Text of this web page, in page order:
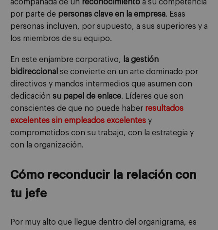
acompañada de un reconocimiento a su competencia
por parte de personas clave en la empresa. Esas
personas incluyen, por supuesto, a sus superiores y a
los miembros de su equipo.
En este enjambre corporativo,
la gestión
bidireccional se convierte en un arte dominado por
directivos y mandos intermedios que asumen con
dedicación su papel de enlace. Líderes que son
conscientes de que no puede haber resultados
excelentes sin empleados excelentes y
comprometidos con su trabajo, con la estrategia y
con la organización.
Cómo reconducir la relación con
tu jefe
Por muy alto que llegue dentro del organigrama, es